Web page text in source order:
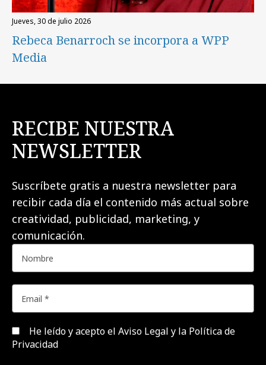
jueves, 30 de julio 2026
Rebeca Benarroch se incorpora a WPP
Media
RECIBE NUESTRA
NEWSLETTER
Suscríbete gratis a nuestra newsletter para
recibir cada día el contenido más actual sobre
creatividad, publicidad, marketing, y
comunicación.
He leído y acepto el Aviso Legal y la Política de
Privacidad